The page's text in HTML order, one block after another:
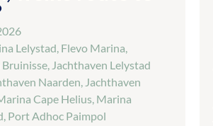
Lelystad, Flevo Marina,
Bruinisse, Jachthaven Lelystad
Naarden, Jachthaven
Cape Helius, Marina
, Port Adhoc Paimpol